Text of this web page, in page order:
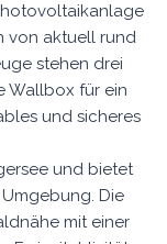
von aktuell rund
stehen drei
Wallbox für ein
und sicheres
und bietet
Die
mit einer